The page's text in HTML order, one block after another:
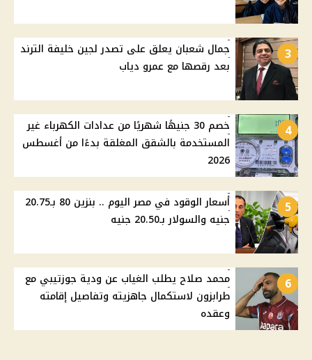
3
جمال شعبان يعلق على تصدر لجين خليفة الترند
بعد رقصها مع عمرو دياب
4
خصم 30 جنيهًا شهريًا من عدادات الكهرباء غير
المستخدمة بالشقق المغلقة بدءًا من أغسطس
2026
5
أسعار الوقود في مصر اليوم .. بنزين 80 بـ20.75
جنيه والسولار بـ20.50 جنيه
6
محمد صلاح يطلب الغياب عن ودية جوزتيبي مع
طرابزون لاستكمال جاهزيته وتفاصيل إقامته
وعقده